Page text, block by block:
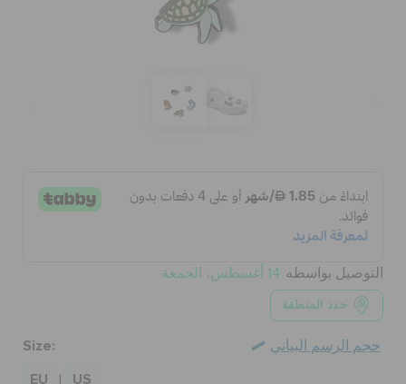
تسجيل الدخول / اشتراك
قائمة الامنيات
تحديد موقع المتجر
التوصيل بواسطه 14 أغسطس، الجمعة
حدد المنطقة
Size:
EU
US
حجم الرسم البياني